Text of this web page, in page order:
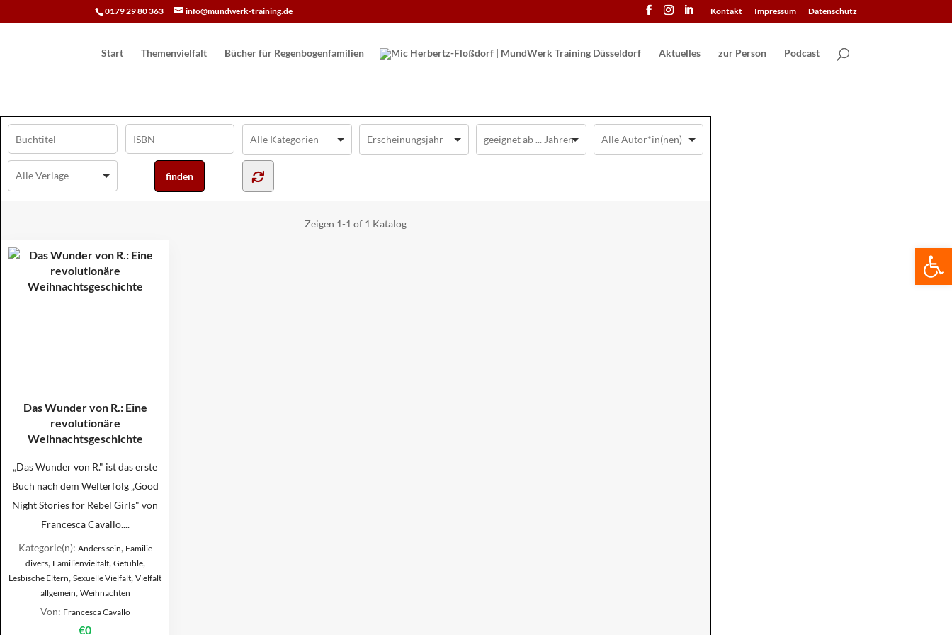
0179 29 80 363 info@mundwerk-training.de Kontakt Impressum Datenschutz
Start Themenvielfalt Bücher für Regen­bogen­familien Aktuelles zur Person Podcast
Zeigen 1-1 of 1 Katalog
Das Wunder von R.: Eine
revolutionäre
Weihnachtsgeschichte
„Das Wunder von R." ist das erste
Buch nach dem Welterfolg „Good
Night Stories for Rebel Girls" von
Francesca Cavallo....
Kategorie(n): Anders sein, Familie
divers, Familienvielfalt, Gefühle,
Lesbische Eltern, Sexuelle Vielfalt, Vielfalt
allgemein, Weihnachten
Von: Francesca Cavallo
€0